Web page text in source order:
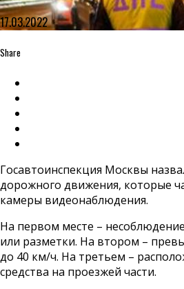
17.03.2022
Share
Госавтоинспекция Москвы
дорожного движения, которые
камеры видеонаблюдения.
На первом месте –
или разметки. На втором –
до 40 км/ч. На третьем –
средства на проезжей части.